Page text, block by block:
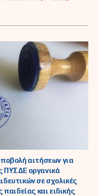
αιτήσεων για
ΠΥΣΔΕ οργανικά
σε σχολικές
παιδείας και ειδικής